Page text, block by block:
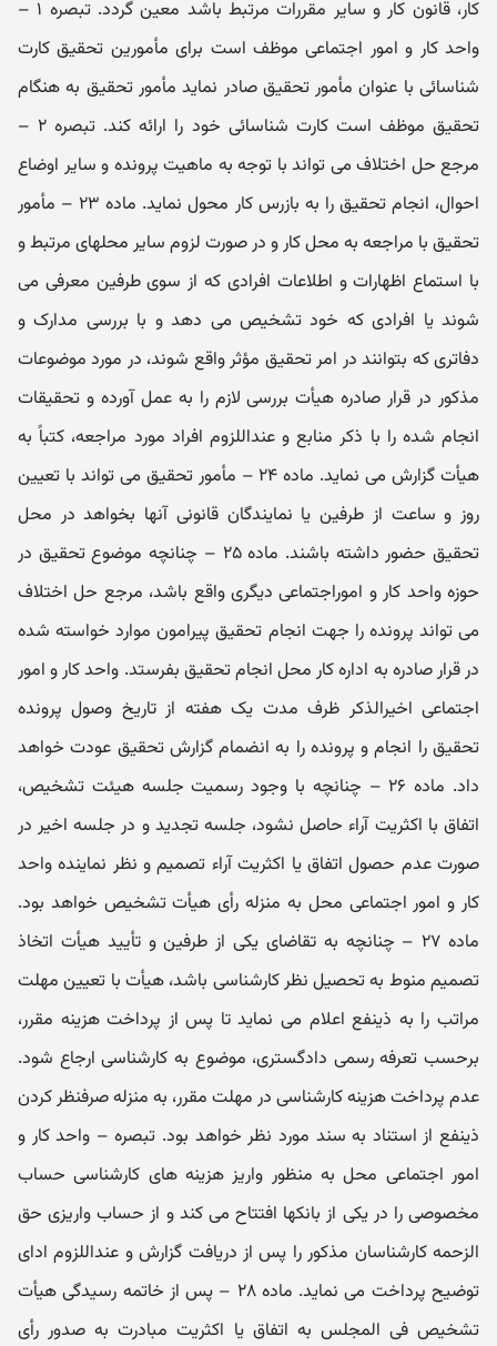
کار، قانون کار و سایر مقررات مرتبط باشد معین گردد. تبصره ۱ –
واحد کار و امور اجتماعی موظف است برای مأمورین تحقیق کارت
شناسائی با عنوان مأمور تحقیق صادر نماید مأمور تحقیق به هنگام
تحقیق موظف است کارت شناسائی خود را ارائه کند. تبصره ۲ –
مرجع حل اختلاف می‌ تواند با توجه به ماهیت پرونده و سایر اوضاع
احوال، ‌انجام تحقیق را به بازرس کار محول نماید. ماده ۲۳ – مأمور
تحقیق با مراجعه به محل کار و در صورت لزوم سایر محلهای مرتبط و
با استماع اظهارات و اطلاعات افرادی که از سوی طرفین معرفی می‌
شوند یا افرادی که خود تشخیص می‌ دهد و با بررسی مدارک و
دفاتری که بتوانند در امر تحقیق مؤثر واقع شوند، در مورد موضوعات
مذکور در قرار صادره هیأت بررسی لازم را به عمل آورده و تحقیقات
انجام شده را با ذکر منابع و عنداللزوم افراد مورد مراجعه، کتباً به
هیأت گزارش می‌ نماید. ماده ۲۴ – مأمور تحقیق می‌ تواند با تعیین
روز و ساعت از طرفین یا نمایندگان قانونی آنها بخواهد در محل
تحقیق حضور داشته باشند. ماده ۲۵ – چنانچه موضوع تحقیق در
حوزه واحد کار و اموراجتماعی دیگری واقع باشد، مرجع حل اختلاف
می ‌تواند پرونده را جهت انجام تحقیق پیرامون موارد خواسته شده
در قرار صادره به اداره کار محل انجام تحقیق بفرستد. واحد کار و امور
اجتماعی اخیرالذکر ظرف مدت یک هفته از تاریخ وصول پرونده
تحقیق را انجام و پرونده را به انضمام گزارش تحقیق عودت خواهد
داد. ماده ۲۶ – چنانچه با وجود رسمیت جلسه هیئت تشخیص،
اتفاق با اکثریت آراء حاصل نشود، جلسه تجدید و در جلسه اخیر در
صورت عدم حصول اتفاق یا اکثریت آراء تصمیم و نظر نماینده واحد
کار و امور اجتماعی محل به منزله رأی هیأت تشخیص خواهد بود.
ماده ۲۷ – چنانچه به تقاضای یکی از طرفین و تأیید هیأت اتخاذ
تصمیم منوط به تحصیل نظر کارشناسی باشد، هیأت با تعیین مهلت
مراتب را به ذینفع اعلام می‌ نماید تا پس از پرداخت هزینه مقرر،
برحسب تعرفه رسمی دادگستری، موضوع به کارشناسی ارجاع شود.
عدم پرداخت هزینه کارشناسی در مهلت مقرر، به منزله صرفنظر کردن
ذینفع از استناد به سند مورد نظر خواهد بود. تبصره – واحد کار و
امور اجتماعی محل به منظور واریز هزینه‌ های کارشناسی حساب
مخصوصی را در یکی از بانکها افتتاح می‌ کند و از حساب واریزی حق‌
الزحمه کارشناسان مذکور را پس از دریافت گزارش و عنداللزوم ادای
توضیح پرداخت می‌ نماید. ماده ۲۸ – پس از خاتمه رسیدگی هیأت
تشخیص فی‌ المجلس به اتفاق یا اکثریت مبادرت به صدور رأی